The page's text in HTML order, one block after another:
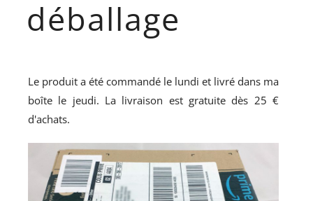
déballage
Le produit a été commandé le lundi et livré dans ma
boîte le jeudi. La livraison est gratuite dès 25 €
d'achats.